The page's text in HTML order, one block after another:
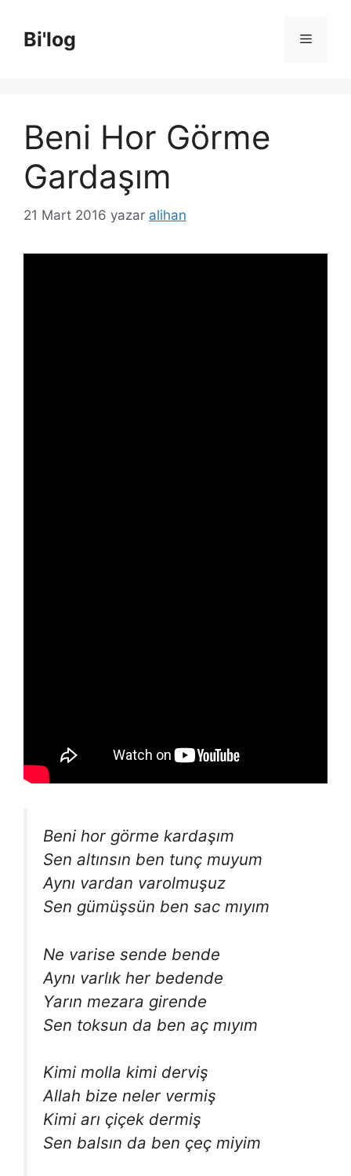
Bi'log Menü
Beni Hor Görme
Gardaşım
21 Mart 2016 yazar alihan
Beni hor görme kardaşım
Sen altınsın ben tunç muyum
Aynı vardan varolmuşuz
Sen gümüşsün ben sac mıyım
Ne varise sende bende
Aynı varlık her bedende
Yarın mezara girende
Sen toksun da ben aç mıyım
Kimi molla kimi derviş
Allah bize neler vermiş
Kimi arı çiçek dermiş
Sen balsın da ben çeç miyim